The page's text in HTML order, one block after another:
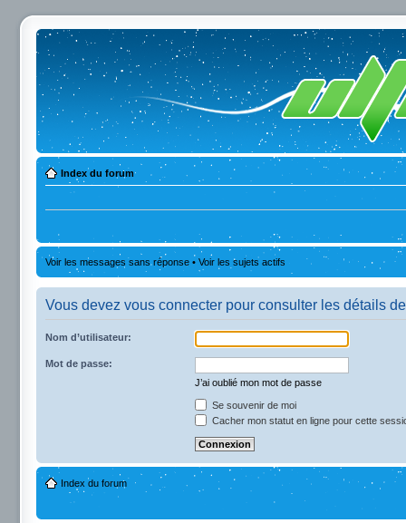
Index du forum
Voir les messages sans réponse • Voir les sujets actifs
Vous devez vous connecter pour consulter les détails
Nom d’utilisateur:
Mot de passe:
J’ai oublié mon mot de passe
Se souvenir de moi
Cacher mon statut en ligne pour cette
Index du forum